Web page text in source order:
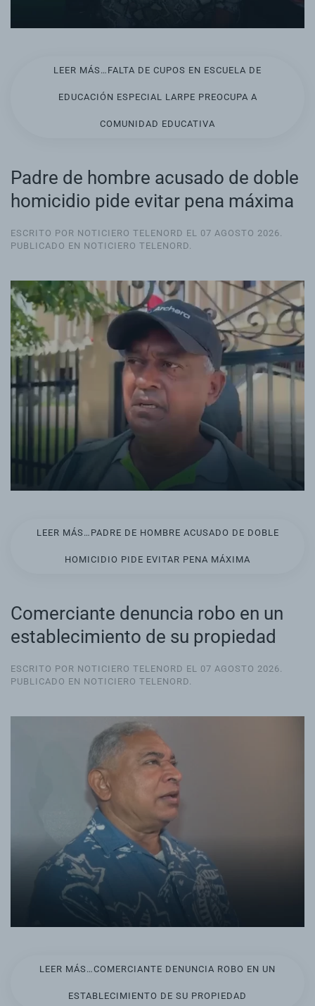
LEER MÁS…FALTA DE CUPOS EN ESCUELA DE
EDUCACIÓN ESPECIAL LARPE PREOCUPA A
COMUNIDAD EDUCATIVA
Padre de hombre acusado de doble
homicidio pide evitar pena máxima
ESCRITO POR NOTICIERO TELENORD EL 07 AGOSTO 2026
PUBLICADO EN NOTICIERO TELENORD
LEER MÁS…PADRE DE HOMBRE ACUSADO DE DOBLE
HOMICIDIO PIDE EVITAR PENA MÁXIMA
Comerciante denuncia robo en un
establecimiento de su propiedad
ESCRITO POR NOTICIERO TELENORD EL 07 AGOSTO 2026.
PUBLICADO EN NOTICIERO TELENORD.
LEER MÁS…COMERCIANTE DENUNCIA ROBO EN UN
ESTABLECIMIENTO DE SU PROPIEDAD